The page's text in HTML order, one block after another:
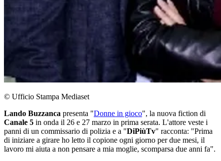
© Ufficio Stampa Mediaset
Lando Buzzanca presenta "Donne in gioco", la nuova fiction di
Canale 5 in onda il 26 e 27 marzo in prima serata. L'attore veste i
panni di un commissario di polizia e a "DiPiùTv" racconta: "Prima
di iniziare a girare ho letto il copione ogni giorno per due mesi, il
lavoro mi aiuta a non pensare a mia moglie, scomparsa due anni fa".